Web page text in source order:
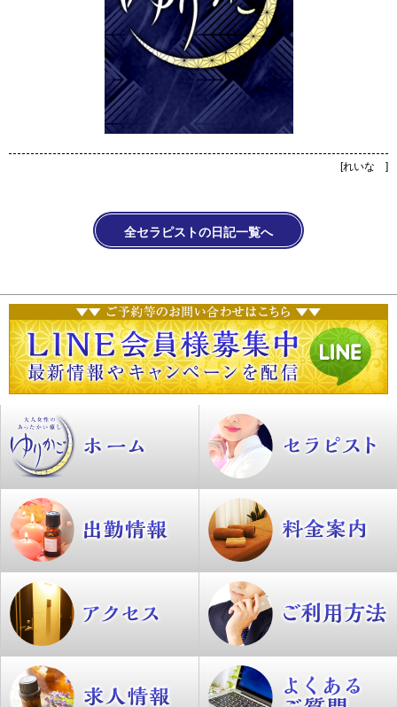
[れいな ]
全セラピストの日記一覧へ